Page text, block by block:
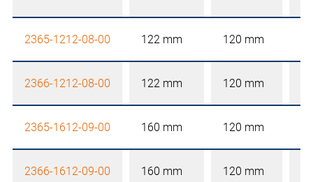
2365-1212-08-00 122 mm 120 mm
2366-1212-08-00 122 mm 120 mm
2365-1612-09-00 160 mm 120 mm
2366-1612-09-00 160 mm 120 mm